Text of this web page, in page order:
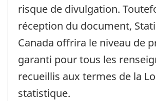
risque de divulgation.
réception du document,
Canada offrira le niveau de
garanti pour tous les
recueillis aux termes de la
statistique.